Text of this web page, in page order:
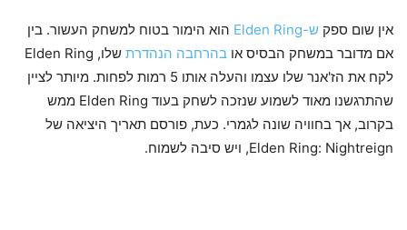
אין שום ספק ש-Elden Ring
הוא הימור בטוח למשחק העשור. בין
אם מדובר במשחק הבסיס או בהרחבה הנהדרת
שלו, Elden Ring
לקח את הז'אנר שלו עצמו והעלה אותו 5 רמות לפחות. מיותר לציין
שהתרגשנו מאוד לשמוע שנזכה לשחק בעוד Elden Ring ממש
בקרוב, אך בחוויה שונה לגמרי. כעת, פורסם תאריך היציאה של
Elden Ring: Nightreign, ויש סיבה לשמוח.